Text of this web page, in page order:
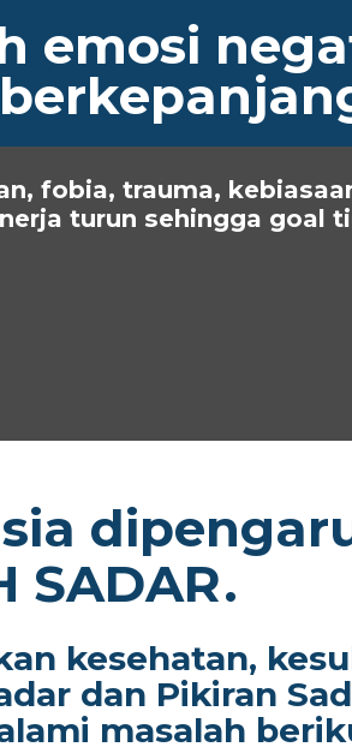
emosi
fobia, trauma,
turun sehingga goal
SADAR.
kesehatan,
dan Pikiran
masalah